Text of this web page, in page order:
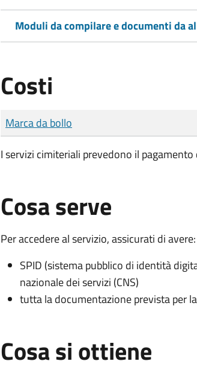
Moduli da compilare e documenti da
Costi
Tipo di pagamento
Importo
Marca da bollo
I servizi cimiteriali prevedono il
Cosa serve
Per accedere al servizio, assicurati di avere:
SPID (sistema pubblico di identità
nazionale dei servizi (CNS)
tutta la documentazione prevista per
Cosa si ottiene